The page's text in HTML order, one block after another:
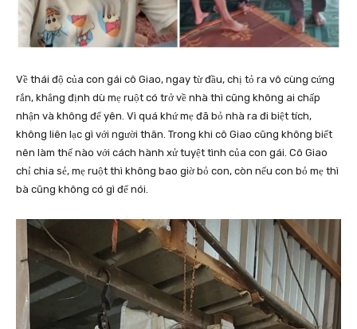
Về thái độ của con gái cô Giao, ngay từ đầu, chị tỏ ra vô cùng cứng
rắn, khẳng định dù mẹ ruột có trở về nhà thì cũng không ai chấp
nhận và không để yên. Vì quá khứ mẹ đã bỏ nhà ra đi biệt tích,
không liên lạc gì với người thân. Trong khi cô Giao cũng không biết
nên làm thế nào với cách hành xử tuyệt tình của con gái. Cô Giao
chỉ chia sẻ, mẹ ruột thì không bao giờ bỏ con, còn nếu con bỏ mẹ thì
bà cũng không có gì để nói.